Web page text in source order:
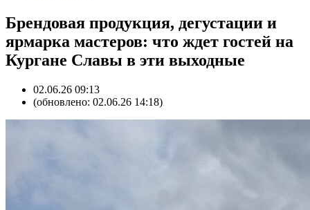
Брендовая продукция, дегустации и
ярмарка мастеров: что ждет гостей на
Кургане Славы в эти выходные
02.06.26 09:13
(обновлено: 02.06.26 14:18)